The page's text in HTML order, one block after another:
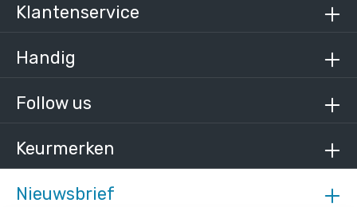
Nieuwsbrief
Follow us
Keurmerken
Klantenservice
Handig